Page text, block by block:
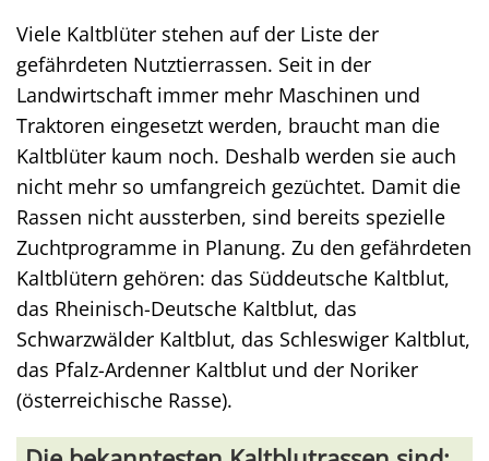
Viele Kaltblüter stehen auf der Liste der
gefährdeten Nutztierrassen. Seit in der
Landwirtschaft immer mehr Maschinen und
Traktoren eingesetzt werden, braucht man die
Kaltblüter kaum noch. Deshalb werden sie auch
nicht mehr so umfangreich gezüchtet. Damit die
Rassen nicht aussterben, sind bereits spezielle
Zuchtprogramme in Planung. Zu den gefährdeten
Kaltblütern gehören: das Süddeutsche Kaltblut,
das Rheinisch-Deutsche Kaltblut, das
Schwarzwälder Kaltblut, das Schleswiger Kaltblut,
das Pfalz-Ardenner Kaltblut und der Noriker
(österreichische Rasse).